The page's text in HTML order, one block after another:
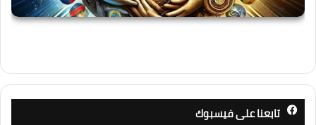
تابعنا على فيسبوك